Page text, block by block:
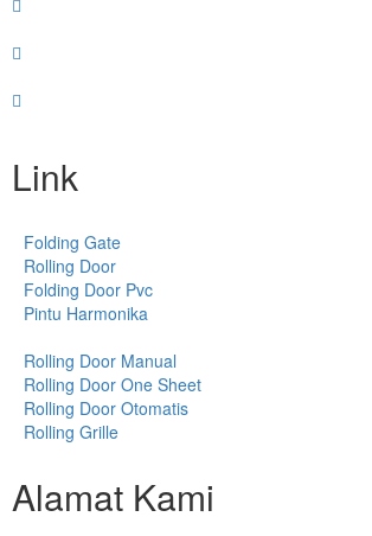
Link
Folding Gate
Rolling Door
Folding Door Pvc
Pintu Harmonika
Rolling Door Manual
Rolling Door One Sheet
Rolling Door Otomatis
Rolling Grille
Alamat Kami